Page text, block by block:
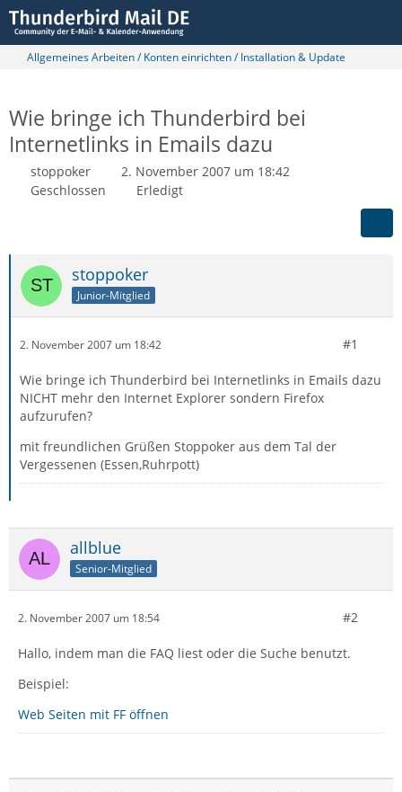
Allgemeines Arbeiten / Konten einrichten / Installation & Update
Wie bringe ich Thunderbird bei
Internetlinks in Emails dazu
stoppoker
2. November 2007 um 18:42
Geschlossen
Erledigt
stoppoker
Junior-Mitglied
2. November 2007 um 18:42 #1
Wie bringe ich Thunderbird bei Internetlinks in Emails dazu
NICHT mehr den Internet Explorer sondern Firefox
aufzurufen?
mit freundlichen Grüßen Stoppoker aus dem Tal der
Vergessenen (Essen,Ruhrpott)
allblue
Senior-Mitglied
2. November 2007 um 18:54 #2
Hallo, indem man die FAQ liest oder die Suche benutzt.
Beispiel:
Web Seiten mit FF öffnen